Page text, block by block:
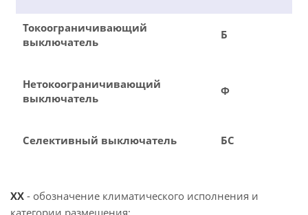
Токоограничивающий
выключатель
Б
Нетокоограничивающий
выключатель
Ф
Селективный выключатель БС
XX - обозначение климатического исполнения и
категории размещения: